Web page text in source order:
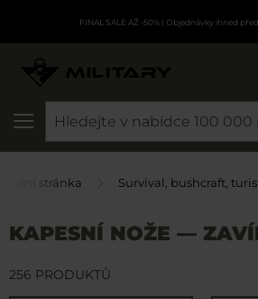
FINAL SALE AŽ -50%| Objednávky ihned
stránka Survival, bushcraft,
KAPESNÍ NOŽE —
256 PRODUKTŮ